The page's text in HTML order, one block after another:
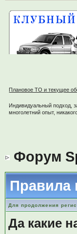
Плановое ТО и текущее
Индивидуальный подход,
многолетний опыт,
Форум
Правила
Для продолжения
Да какие